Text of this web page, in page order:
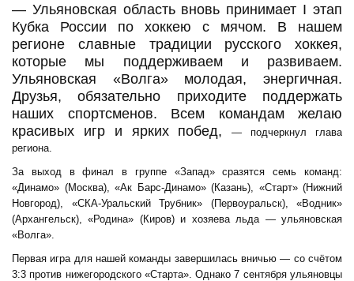
— Ульяновская область вновь принимает I этап
Кубка России по хоккею с мячом. В нашем
регионе славные традиции русского хоккея,
которые мы поддерживаем и развиваем.
Ульяновская «Волга» молодая, энергичная.
Друзья, обязательно приходите поддержать
наших спортсменов. Всем командам желаю
красивых игр и ярких побед,— подчеркнул глава
региона.
За выход в финал в группе «Запад» сразятся семь команд:
«Динамо» (Москва), «Ак Барс-Динамо» (Казань), «Старт» (Нижний
Новгород), «СКА-Уральский Трубник» (Первоуральск), «Водник»
(Архангельск), «Родина» (Киров) и хозяева льда — ульяновская
«Волга».
Первая игра для нашей команды завершилась вничью — со счётом
3:3 против нижегородского «Старта». Однако 7 сентября ульяновцы